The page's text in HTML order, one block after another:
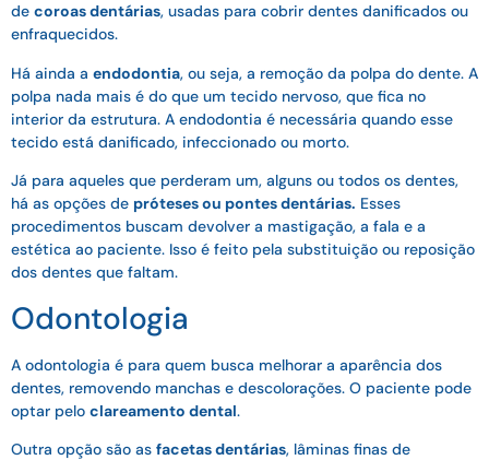
de coroas dentárias, usadas para cobrir dentes danificados ou
enfraquecidos.
Há ainda a endodontia, ou seja, a remoção da polpa do dente. A
polpa nada mais é do que um tecido nervoso, que fica no
interior da estrutura. A endodontia é necessária quando esse
tecido está danificado, infeccionado ou morto.
Já para aqueles que perderam um, alguns ou todos os dentes,
há as opções de próteses ou pontes dentárias. Esses
procedimentos buscam devolver a mastigação, a fala e a
estética ao paciente. Isso é feito pela substituição ou reposição
dos dentes que faltam.
Odontologia
A odontologia é para quem busca melhorar a aparência dos
dentes, removendo manchas e descolorações. O paciente pode
optar pelo clareamento dental.
Outra opção são as facetas dentárias, lâminas finas de